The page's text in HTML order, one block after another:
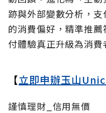
跡與外部變數分析，
的消費偏好，精準推
付體驗真正升級為消費
【立即申辦玉山
謹慎理財_信用無價